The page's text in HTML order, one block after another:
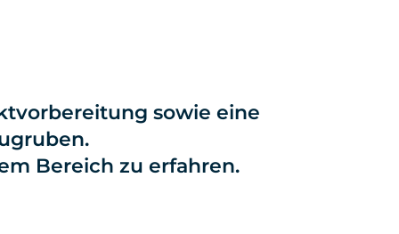
sowie eine
Bereich zu erfahren.